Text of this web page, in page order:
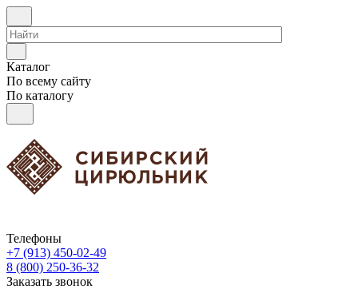
Каталог
По всему сайту
По каталогу
Телефоны
+7 (913) 450-02-49
8 (800) 250-36-32
Заказать звонок